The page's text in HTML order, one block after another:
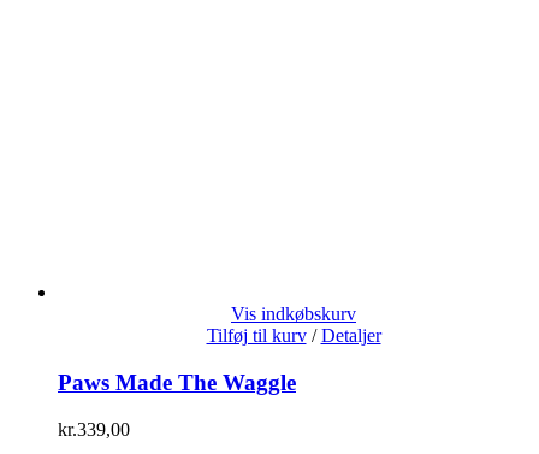
Vis indkøbskurv
Tilføj til kurv / Detaljer
Paws Made The Waggle
kr.339,00